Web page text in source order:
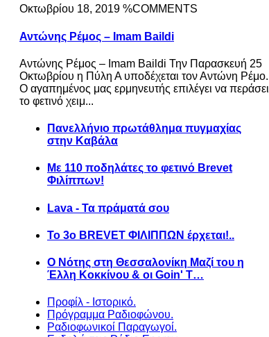
Οκτωβρίου 18, 2019 %COMMENTS
Αντώνης Ρέμος – Imam Baildi
Αντώνης Ρέμος – Imam Baildi Την Παρασκευή 25
Οκτωβρίου η Πύλη Α υποδέχεται τον Αντώνη Ρέμο.
Ο αγαπημένος μας ερμηνευτής επιλέγει να περάσει
το φετινό χειμ...
Πανελλήνιο πρωτάθλημα πυγμαχίας
στην Καβάλα
Με 110 ποδηλάτες το φετινό Brevet
Φιλίππων!
Lava - Τα πράματά σου
Το 3ο BREVET ΦΙΛΙΠΠΩΝ έρχεται!..
Ο Νότης στη Θεσσαλονίκη Μαζί του η
Έλλη Κοκκίνου & οι Goin' T…
Προφίλ - Ιστορικό.
Πρόγραμμα Ραδιοφώνου.
Ραδιοφωνικοί Παραγωγοί.